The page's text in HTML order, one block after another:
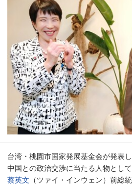
台湾・桃園市国家発展基金会が発表
中国との政治交渉に当たる人物とし
蔡英文 （ツァイ・インウェン）前総